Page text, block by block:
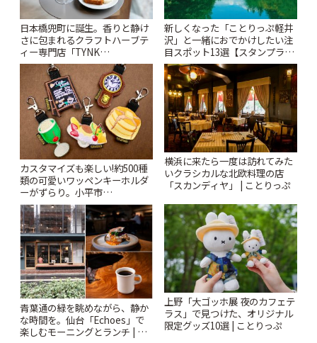
日本橋兜町に誕生。香りと静け
さに包まれるクラフトハーブテ
ィー専門店「TYNK
Kabutocho」 | ことりっぷ
新しくなった「ことりっぷ軽井
沢」と一緒におでかけしたい注
目スポット13選【スタンプラリ
ー開催中】 | ことりっぷ
カスタマイズも楽しい!約500種
類の可愛いワッペンキーホルダ
ーがずらり。小平市
「Kimamaya T&K」 | ことりっ
ぷ
横浜に来たら一度は訪れてみた
いクラシカルな北欧料理の店
「スカンディヤ」 | ことりっぷ
青葉通の緑を眺めながら、静か
な時間を。仙台「Echoes」で
楽しむモーニングとランチ | こ
上野「大ゴッホ展 夜のカフェテ
ラス」で見つけた、オリジナル
限定グッズ10選 | ことりっぷ